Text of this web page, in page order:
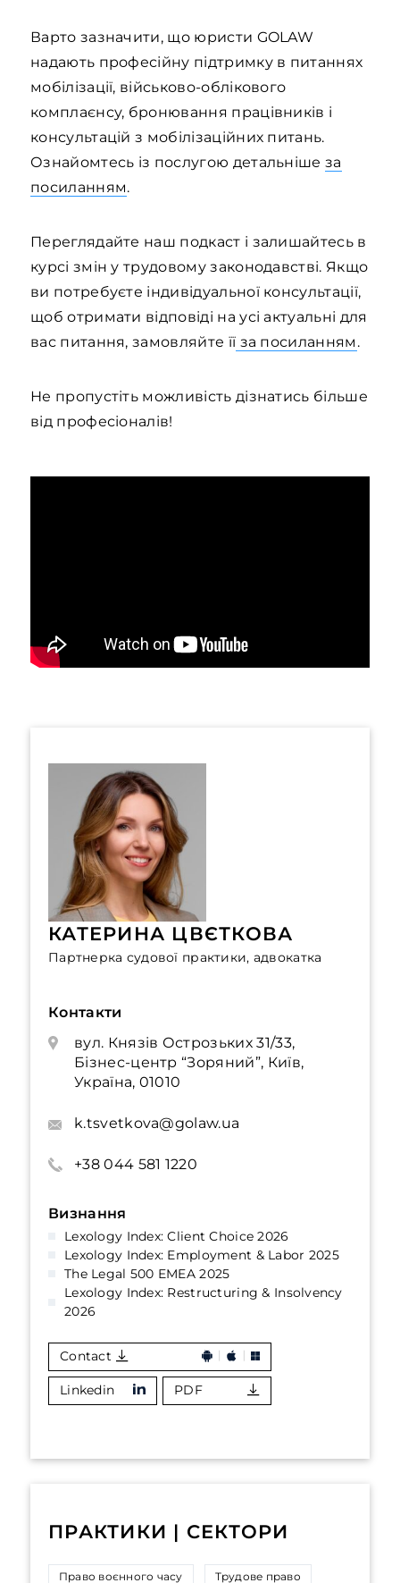
Варто зазначити, що юристи GOLAW
надають професійну підтримку в питаннях
мобілізації, військово-облікового
комплаєнсу, бронювання працівників і
консультацій з мобілізаційних питань.
Ознайомтесь із послугою детальнішеза
посиланням.
Переглядайте наш подкаст і залишайтесь в
курсі змін у трудовому законодавстві. Якщо
ви потребуєте індивідуальної консультації,
щоб отримати відповіді на усі актуальні для
вас питання, замовляйте її за посиланням .
Не пропустіть можливість дізнатись більше
від професіоналів!
КАТЕРИНА ЦВЄТКОВА
Партнерка судової практики, адвокатка
Контакти
вул. Князів Острозьких 31/33,
Бізнес-центр “Зоряний”, Київ,
Україна, 01010
k.tsvetkova@golaw.ua
+38 044 581 1220
Визнання
Lexology Index: Client Choice 2026
Lexology Index: Employment & Labor 2025
The Legal 500 EMEA 2025
Lexology Index: Restructuring & Insolvency
2026
Contact
Linkedin PDF
ПРАКТИКИ | СЕКТОРИ
Право воєнного часу Трудове право